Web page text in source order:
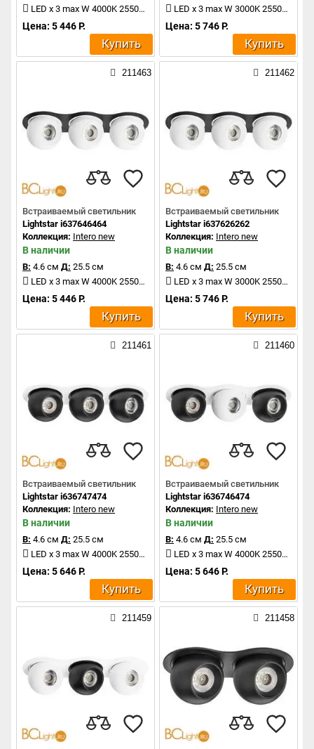
LED x 3 max W 4000K 2550Lm
Цена: 5 446 Р.
Купить
LED x 3 max W 3000K 2550Lm
Цена: 5 746 Р.
Купить
211463
Встраиваемый светильник
Lightstar i637646464
Коллекция: Intero new
В наличии
В: 4.6 см Д: 25.5 см
LED x 3 max W 4000K 2550Lm
Цена: 5 446 Р.
Купить
211462
Встраиваемый светильник
Lightstar i637626262
Коллекция: Intero new
В наличии
В: 4.6 см Д: 25.5 см
LED x 3 max W 3000K 2550Lm
Цена: 5 746 Р.
Купить
211461
Встраиваемый светильник
Lightstar i636747474
Коллекция: Intero new
В наличии
В: 4.6 см Д: 25.5 см
LED x 3 max W 4000K 2550Lm
Цена: 5 646 Р.
Купить
211460
Встраиваемый светильник
Lightstar i636746474
Коллекция: Intero new
В наличии
В: 4.6 см Д: 25.5 см
LED x 3 max W 4000K 2550Lm
Цена: 5 646 Р.
Купить
211459 211458